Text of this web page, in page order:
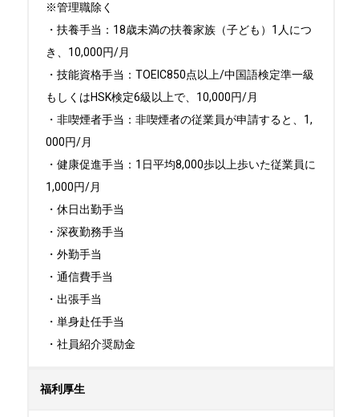
※管理職除く
・扶養手当：18歳未満の扶養家族（子ども）1人につ
き、10,000円/月
・技能資格手当：TOEIC850点以上/中国語検定準一級
もしくはHSK検定6級以上で、10,000円/月
・非喫煙者手当：非喫煙者の従業員が申請すると、1,
000円/月
・健康促進手当：1日平均8,000歩以上歩いた従業員に
1,000円/月
・休日出勤手当
・深夜勤務手当
・外勤手当
・通信費手当
・出張手当
・単身赴任手当
・社員紹介奨励金
福利厚生